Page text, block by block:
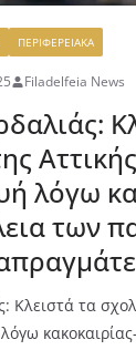
ΠΕΡΙΦΕΡΕΙΑΚΑ
Filadelfeia News
λόγω
των
Κλειστά τα